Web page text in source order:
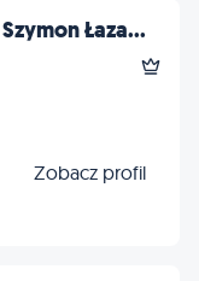
Łaza...
Zobacz profil